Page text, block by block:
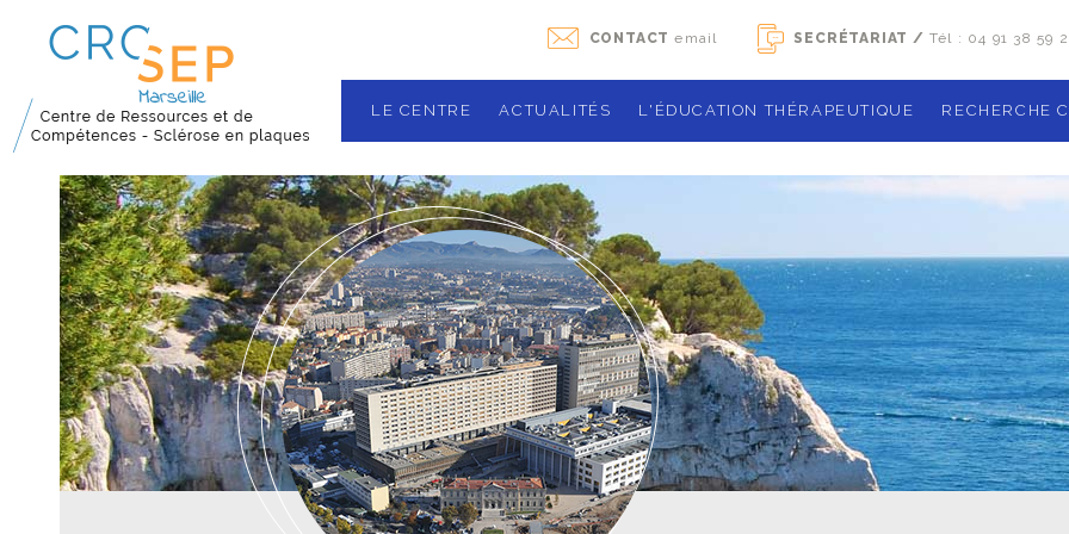
CONTACT email SECRÉTARIAT / Tél : 04 91 38 59
LE CENTRE
Nos missions
Localisation
Les équipes
Plateau technique
ACTUALITÉS L'ÉDUCATION THÉRAPEUTIQUE
Agenda des ateliers de groupe
Qu'est que l'éducation thérapeutique ?
Le programme
Boîte à outils
Les
démarches
activités
Gérer son traitement
Contact
RECHERCHE
Notre
Les essais